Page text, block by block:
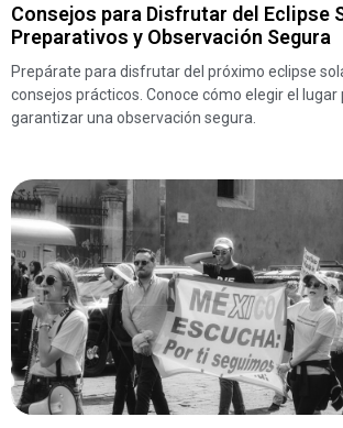
Consejos para Disfrutar del Eclipse
Preparativos y Observación Segura
Prepárate para disfrutar del próximo eclipse
consejos prácticos. Conoce cómo elegir el
garantizar una observación segura.